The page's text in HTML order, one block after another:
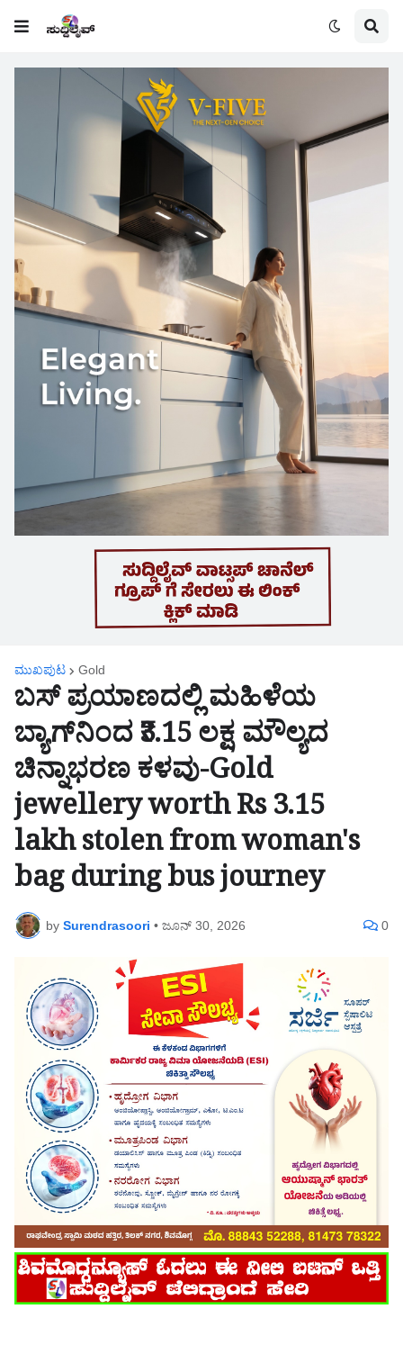
ಮುಖಪುಟ Gold
ಬಸ್‌ ಪ್ರಯಾಣದಲ್ಲಿ ಮಹಿಳೆಯ
ಬ್ಯಾಗ್‌ನಿಂದ ₹3.15 ಲಕ್ಷ ಮೌಲ್ಯದ
ಚಿನ್ನಾಭರಣ ಕಳವು-Gold
jewellery worth Rs 3.15
lakh stolen from woman's
bag during bus journey
by Surendrasoori • ಜೂನ್ 30, 2026 0